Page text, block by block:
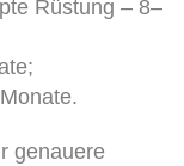
Rüstung – 8–
genauere